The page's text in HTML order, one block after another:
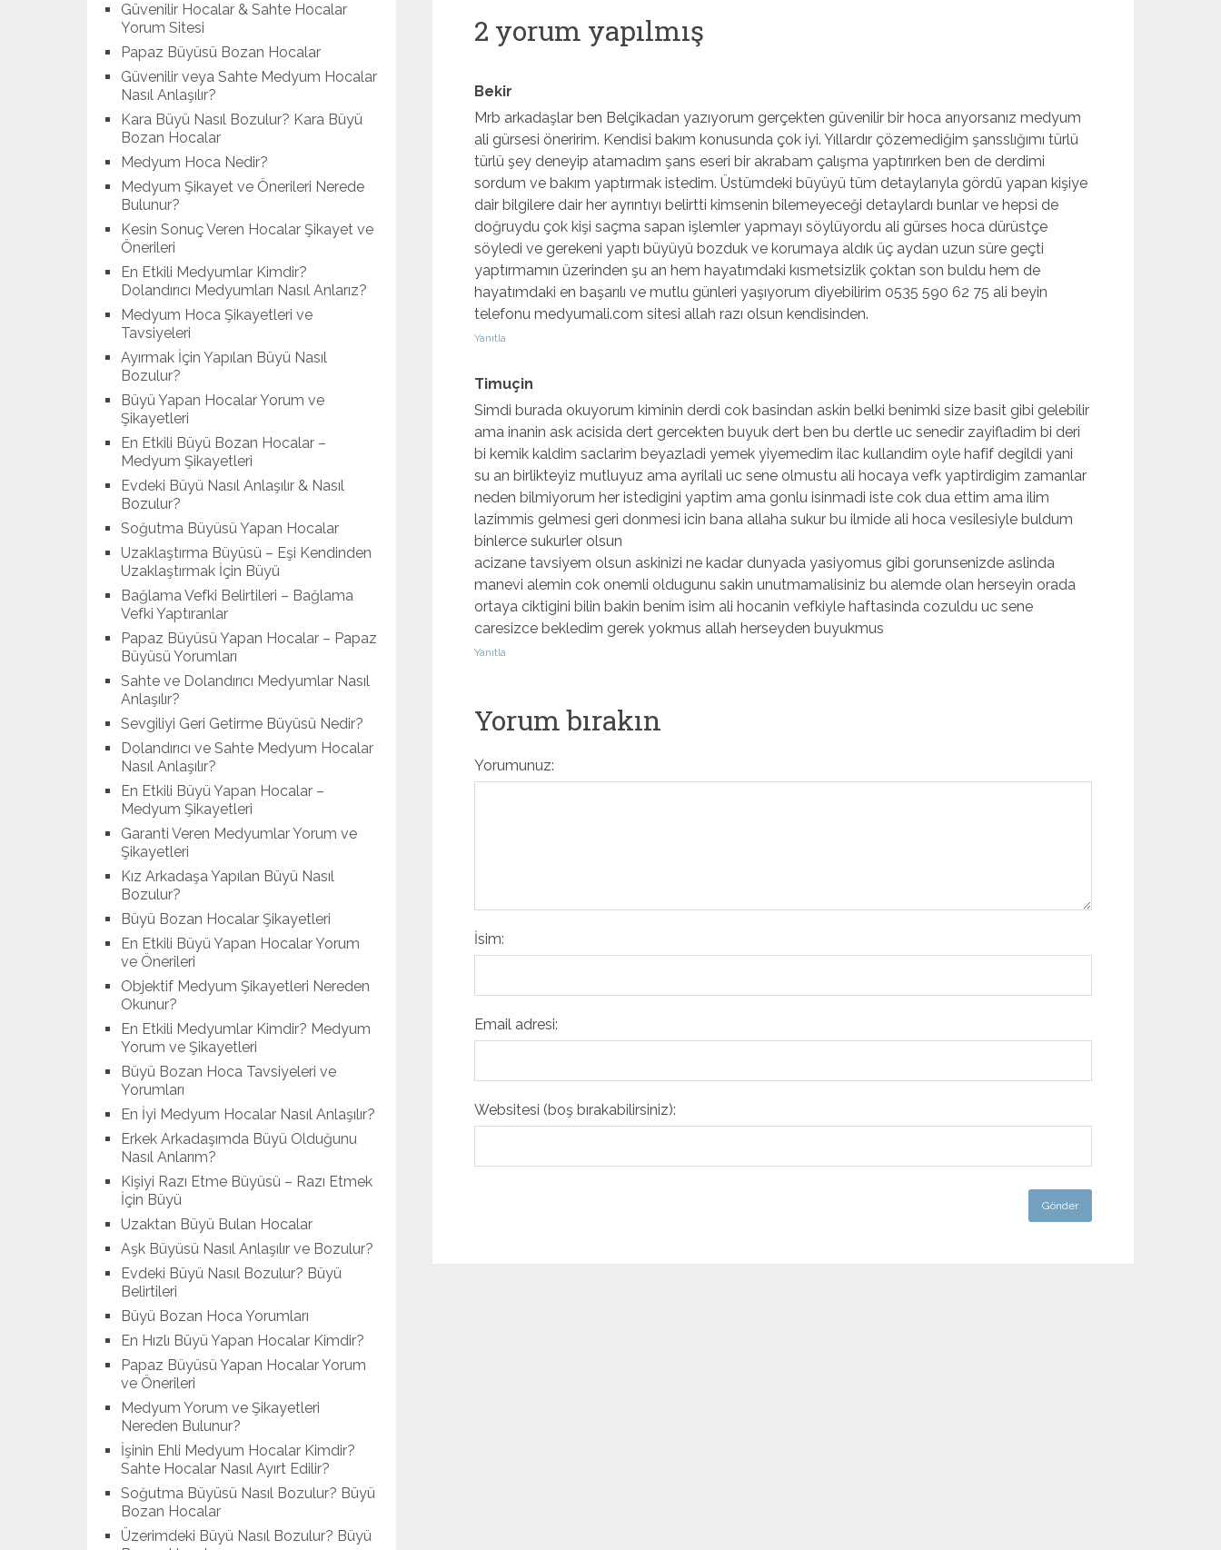
2 yorum yapılmış
Bekir
Mrb arkadaşlar ben Belçikadan yazıyorum gerçekten güvenilir bir hoca arıyorsanız medyum
ali gürsesi öneririm. Kendisi bakım konusunda çok iyi. Yıllardır çözemediğim şansslığımı türlü
türlü şey deneyip atamadım şans eseri bir akrabam çalışma yaptırırken ben de derdimi
sordum ve bakım yaptırmak istedim. Üstümdeki büyüyü tüm detaylarıyla gördü yapan kişiye
dair bilgilere dair her ayrıntıyı belirtti kimsenin bilemeyeceği detaylardı bunlar ve hepsi de
doğruydu çok kişi saçma sapan işlemler yapmayı söylüyordu ali gürses hoca dürüstçe
söyledi ve gerekeni yaptı büyüyü bozduk ve korumaya aldık üç aydan uzun süre geçti
yaptırmamın üzerinden şu an hem hayatımdaki kısmetsizlik çoktan son buldu hem de
hayatımdaki en başarılı ve mutlu günleri yaşıyorum diyebilirim 0535 590 62 75 ali beyin
telefonu medyumali.com sitesi allah razı olsun kendisinden.
Yanıtla
Timuçin
Simdi burada okuyorum kiminin derdi cok basindan askin belki benimki size basit gibi gelebilir
ama inanin ask acisida dert gercekten buyuk dert ben bu dertle uc senedir zayifladim bi deri
bi kemik kaldim saclarim beyazladi yemek yiyemedim ilac kullandim oyle hafif degildi yani
su an birlikteyiz mutluyuz ama ayrilali uc sene olmustu ali hocaya vefk yaptirdigim zamanlar
neden bilmiyorum her istedigini yaptim ama gonlu isinmadi iste cok dua ettim ama ilim
lazimmis gelmesi geri donmesi icin bana allaha sukur bu ilmide ali hoca vesilesiyle buldum
binlerce sukurler olsun
acizane tavsiyem olsun askinizi ne kadar dunyada yasiyomus gibi gorunsenizde aslinda
manevi alemin cok onemli oldugunu sakin unutmamalisiniz bu alemde olan herseyin orada
ortaya ciktigini bilin bakin benim isim ali hocanin vefkiyle haftasinda cozuldu uc sene
caresizce bekledim gerek yokmus allah herseyden buyukmus
Yanıtla
Yorum bırakın
Yorumunuz:
İsim:
Email adresi:
Websitesi (boş bırakabilirsiniz):
Güvenilir Hocalar & Sahte Hocalar
Yorum Sitesi
Papaz Büyüsü Bozan Hocalar
Güvenilir veya Sahte Medyum Hocalar
Nasıl Anlaşılır?
Kara Büyü Nasıl Bozulur? Kara Büyü
Bozan Hocalar
Medyum Hoca Nedir?
Medyum Şikayet ve Önerileri Nerede
Bulunur?
Kesin Sonuç Veren Hocalar Şikayet ve
Önerileri
En Etkili Medyumlar Kimdir?
Dolandırıcı Medyumları Nasıl Anlarız?
Medyum Hoca Şikayetleri ve
Tavsiyeleri
Ayırmak İçin Yapılan Büyü Nasıl
Bozulur?
Büyü Yapan Hocalar Yorum ve
Şikayetleri
En Etkili Büyü Bozan Hocalar –
Medyum Şikayetleri
Evdeki Büyü Nasıl Anlaşılır & Nasıl
Bozulur?
Soğutma Büyüsü Yapan Hocalar
Uzaklaştırma Büyüsü – Eşi Kendinden
Uzaklaştırmak İçin Büyü
Bağlama Vefki Belirtileri – Bağlama
Vefki Yaptıranlar
Papaz Büyüsü Yapan Hocalar – Papaz
Büyüsü Yorumları
Sahte ve Dolandırıcı Medyumlar Nasıl
Anlaşılır?
Sevgiliyi Geri Getirme Büyüsü Nedir?
Dolandırıcı ve Sahte Medyum Hocalar
Nasıl Anlaşılır?
En Etkili Büyü Yapan Hocalar –
Medyum Şikayetleri
Garanti Veren Medyumlar Yorum ve
Şikayetleri
Kız Arkadaşa Yapılan Büyü Nasıl
Bozulur?
Büyü Bozan Hocalar Şikayetleri
En Etkili Büyü Yapan Hocalar Yorum
ve Önerileri
Objektif Medyum Şikayetleri Nereden
Okunur?
En Etkili Medyumlar Kimdir? Medyum
Yorum ve Şikayetleri
Büyü Bozan Hoca Tavsiyeleri ve
Yorumları
En İyi Medyum Hocalar Nasıl Anlaşılır?
Erkek Arkadaşımda Büyü Olduğunu
Nasıl Anlarım?
Kişiyi Razı Etme Büyüsü – Razı Etmek
İçin Büyü
Uzaktan Büyü Bulan Hocalar
Aşk Büyüsü Nasıl Anlaşılır ve Bozulur?
Evdeki Büyü Nasıl Bozulur? Büyü
Belirtileri
Büyü Bozan Hoca Yorumları
En Hızlı Büyü Yapan Hocalar Kimdir?
Papaz Büyüsü Yapan Hocalar Yorum
ve Önerileri
Medyum Yorum ve Şikayetleri
Nereden Bulunur?
İşinin Ehli Medyum Hocalar Kimdir?
Sahte Hocalar Nasıl Ayırt Edilir?
Soğutma Büyüsü Nasıl Bozulur? Büyü
Bozan Hocalar
Üzerimdeki Büyü Nasıl Bozulur? Büyü